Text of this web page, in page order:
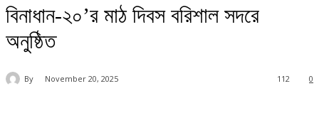
বিনাধান-২০’র মাঠ দিবস বরিশাল সদরে
অনুষ্ঠিত
By November 20, 2025 0
112